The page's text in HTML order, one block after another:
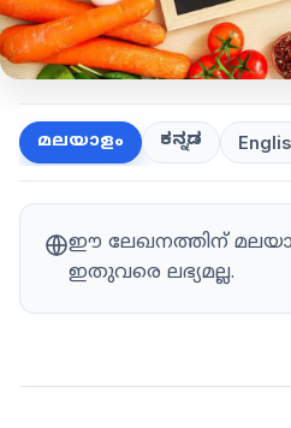
മലയാളം ಕನ್ನಡ
ഈ ലേഖനത്തിന്
ഇതുവരെ ലഭ്യമല്ല.